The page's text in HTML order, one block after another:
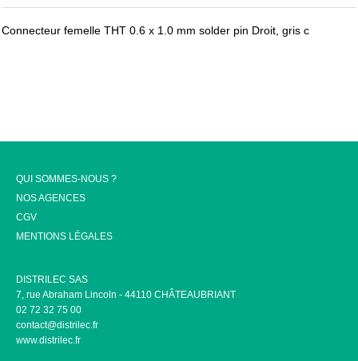
Connecteur femelle THT 0.6 x 1.0 mm solder pin Droit, gris c
QUI SOMMES-NOUS ?
NOS AGENCES
CGV
MENTIONS LÉGALES
DISTRILEC SAS
7, rue Abraham Lincoln - 44110 CHÂTEAUBRIANT
02 72 32 75 00
contact@distrilec.fr
www.distrilec.fr